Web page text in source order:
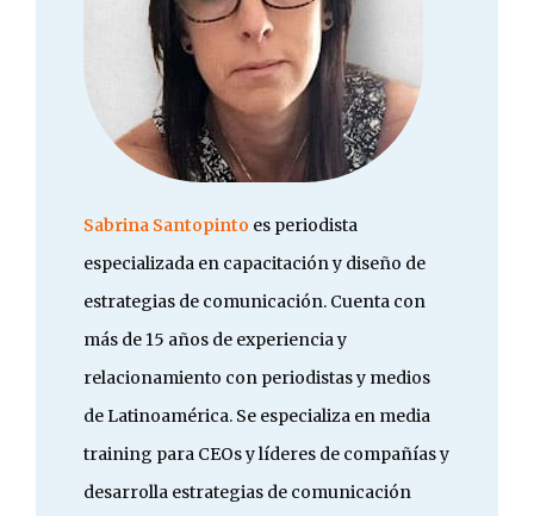
Sabrina Santopinto es periodista
especializada en capacitación y diseño de
estrategias de comunicación. Cuenta con
más de 15 años de experiencia y
relacionamiento con periodistas y medios
de Latinoamérica. Se especializa en media
training para CEOs y líderes de compañías y
desarrolla estrategias de comunicación